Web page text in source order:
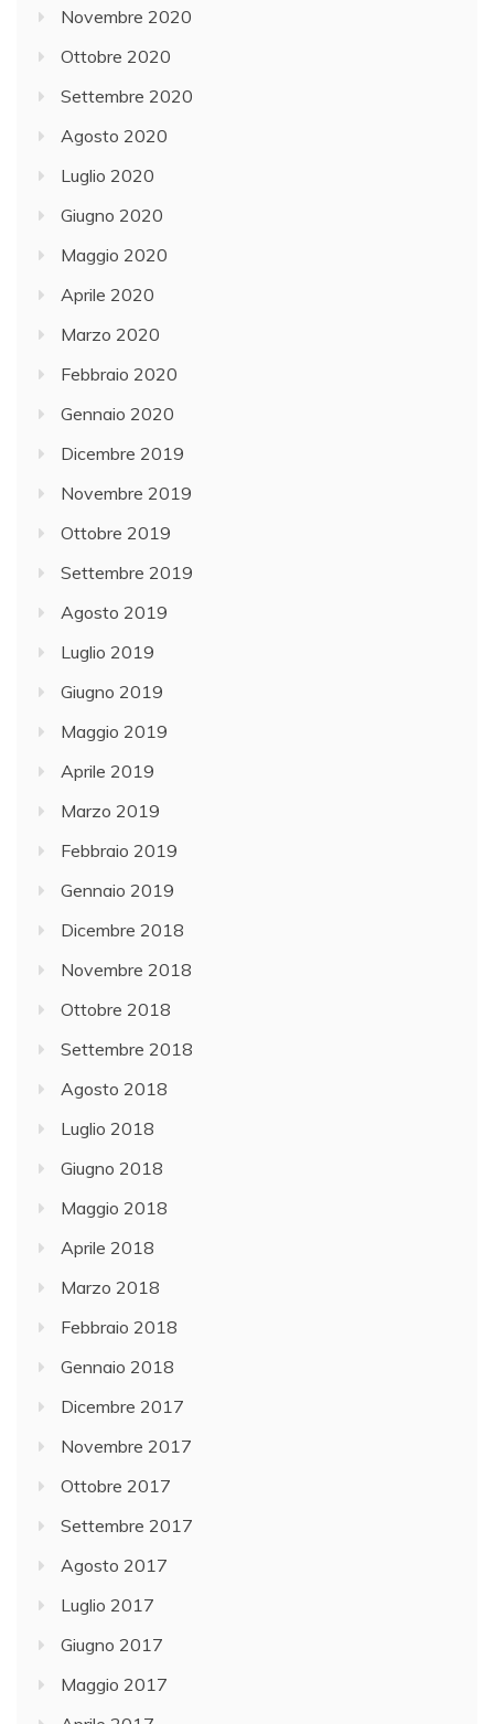
Novembre 2020
Ottobre 2020
Settembre 2020
Agosto 2020
Luglio 2020
Giugno 2020
Maggio 2020
Aprile 2020
Marzo 2020
Febbraio 2020
Gennaio 2020
Dicembre 2019
Novembre 2019
Ottobre 2019
Settembre 2019
Agosto 2019
Luglio 2019
Giugno 2019
Maggio 2019
Aprile 2019
Marzo 2019
Febbraio 2019
Gennaio 2019
Dicembre 2018
Novembre 2018
Ottobre 2018
Settembre 2018
Agosto 2018
Luglio 2018
Giugno 2018
Maggio 2018
Aprile 2018
Marzo 2018
Febbraio 2018
Gennaio 2018
Dicembre 2017
Novembre 2017
Ottobre 2017
Settembre 2017
Agosto 2017
Luglio 2017
Giugno 2017
Maggio 2017